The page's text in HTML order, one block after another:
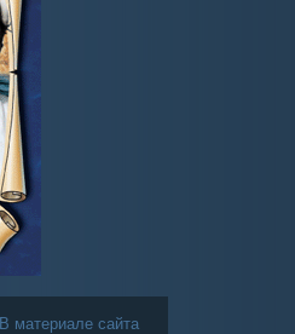
В материале сайта